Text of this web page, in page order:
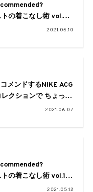
着こなし術 vol.2
2021.06.10
メンドするNIKE ACG
クションで ちょっと
2021.06.07
着こなし術 vol.1
2021.05.12